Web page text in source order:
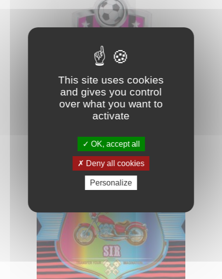
HOTMARKPRINT SIR
This site uses cookies
and gives you control
over what you want to
activate
OK, accept all
Deny all cookies
Personalize